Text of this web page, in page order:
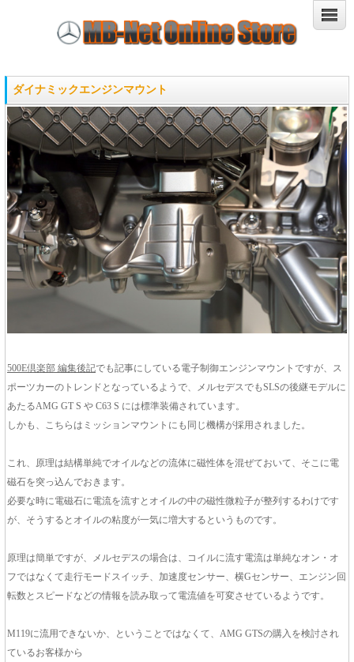
ダイナミックエンジンマウント
500E倶楽部 編集後記でも記事にしている電子制御エンジンマウントですが、ス
ポーツカーのトレンドとなっているようで、メルセデスでもSLSの後継モデルに
あたるAMG GT S や C63 S には標準装備されています。
しかも、こちらはミッションマウントにも同じ機構が採用されました。
これ、原理は結構単純でオイルなどの流体に磁性体を混ぜておいて、そこに電
磁石を突っ込んでおきます。
必要な時に電磁石に電流を流すとオイルの中の磁性微粒子が整列するわけです
が、そうするとオイルの粘度が一気に増大するというものです。
原理は簡単ですが、メルセデスの場合は、コイルに流す電流は単純なオン・オ
フではなくて走行モードスイッチ、加速度センサー、横Gセンサー、エンジン回
転数とスピードなどの情報を読み取って電流値を可変させているようです。
M119に流用できないか、ということではなくて、AMG GTSの購入を検討され
ているお客様から